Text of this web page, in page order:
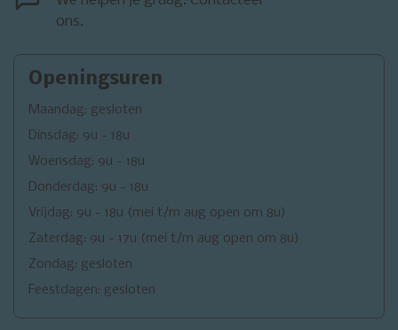
ons.
Openingsuren
Maandag: gesloten
Dinsdag: 9u - 18u
Woensdag: 9u - 18u
Donderdag: 9u - 18u
Vrijdag: 9u - 18u (mei t/m aug open om 8u)
Zaterdag: 9u - 17u (mei t/m aug open om 8u)
Zondag: gesloten
Feestdagen: gesloten